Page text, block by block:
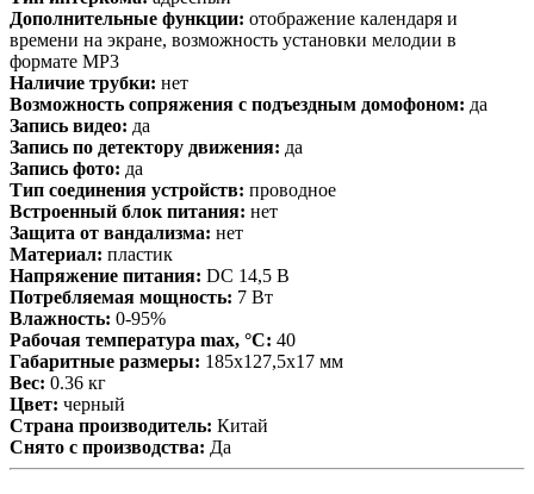
Дополнительные функции: отображение календаря и
времени на экране, возможность установки мелодии в
формате MP3
Наличие трубки: нет
Возможность сопряжения с подъездным домофоном: да
Запись видео: да
Запись по детектору движения: да
Запись фото: да
Тип соединения устройств: проводное
Встроенный блок питания: нет
Защита от вандализма: нет
Материал: пластик
Напряжение питания: DC 14,5 В
Потребляемая мощность: 7 Вт
Влажность: 0-95%
Рабочая температура max, °С: 40
Габаритные размеры: 185х127,5х17 мм
Вес: 0.36 кг
Цвет: черный
Страна производитель: Китай
Снято с производства: Да